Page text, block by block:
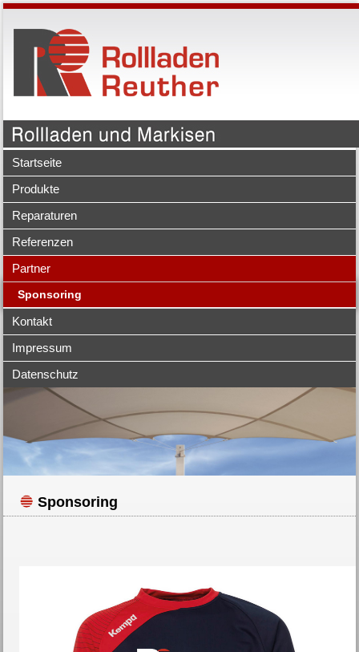
Startseite
Produkte
Reparaturen
Referenzen
Partner
Sponsoring
Kontakt
Impressum
Datenschutz
Sponsoring